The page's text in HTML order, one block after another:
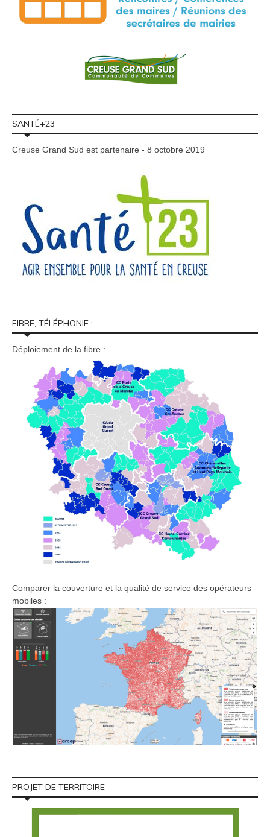
SANTÉ+23
Creuse Grand Sud est partenaire - 8 octobre 2019
FIBRE, TÉLÉPHONIE :
Déploiement de la fibre :
Comparer la couverture et la qualité de service des opérateurs
mobiles :
PROJET DE TERRITOIRE